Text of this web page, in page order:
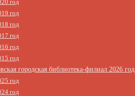
год
год
год
год
год
год
городская библиотека-филиал 2026 год
год
год